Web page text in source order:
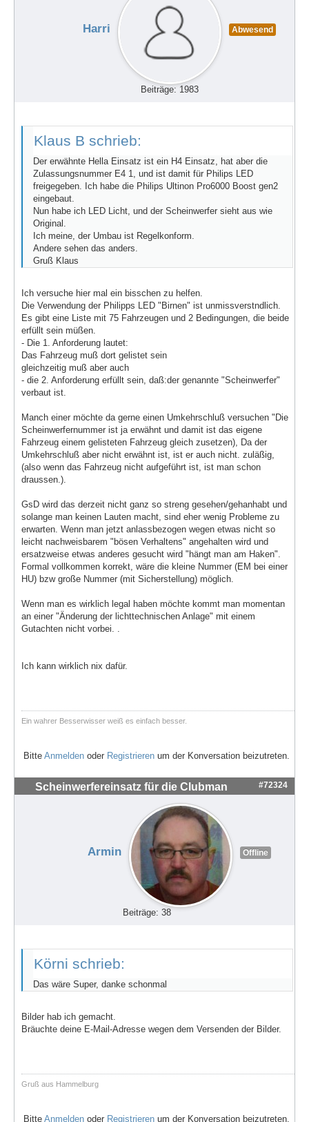
Harri Abwesend
Beiträge: 1983
Klaus B schrieb:
Der erwähnte Hella Einsatz ist ein H4 Einsatz, hat aber die
Zulassungsnummer E4 1, und ist damit für Philips LED
freigegeben. Ich habe die Philips Ultinon Pro6000 Boost gen2
eingebaut.
Nun habe ich LED Licht, und der Scheinwerfer sieht aus wie
Original.
Ich meine, der Umbau ist Regelkonform.
Andere sehen das anders.
Gruß Klaus
Ich versuche hier mal ein bisschen zu helfen.
Die Verwendung der Philipps LED "Birnen" ist unmissverstndlich.
Es gibt eine Liste mit 75 Fahrzeugen und 2 Bedingungen, die beide
erfüllt sein müßen.
- Die 1. Anforderung lautet:
Das Fahrzeug muß dort gelistet sein
gleichzeitig muß aber auch
- die 2. Anforderung erfüllt sein, daß:der genannte "Scheinwerfer"
verbaut ist.
Manch einer möchte da gerne einen Umkehrschluß versuchen "Die
Scheinwerfernummer ist ja erwähnt und damit ist das eigene
Fahrzeug einem gelisteten Fahrzeug gleich zusetzen), Da der
Umkehrschluß aber nicht erwähnt ist, ist er auch nicht. zuläßig,
(also wenn das Fahrzeug nicht aufgeführt ist, ist man schon
draussen.).
GsD wird das derzeit nicht ganz so streng gesehen/gehanhabt und
solange man keinen Lauten macht, sind eher wenig Probleme zu
erwarten. Wenn man jetzt anlassbezogen wegen etwas nicht so
leicht nachweisbarem "bösen Verhaltens" angehalten wird und
ersatzweise etwas anderes gesucht wird "hängt man am Haken".
Formal vollkommen korrekt, wäre die kleine Nummer (EM bei einer
HU) bzw große Nummer (mit Sicherstellung) möglich.
Wenn man es wirklich legal haben möchte kommt man momentan
an einer "Änderung der lichttechnischen Anlage" mit einem
Gutachten nicht vorbei. .
Ich kann wirklich nix dafür.
Ein wahrer Besserwisser weiß es einfach besser.
Bitte Anmelden oder Registrieren um der Konversation beizutreten.
Scheinwerfereinsatz für die Clubman #72324
Armin Offline
Beiträge: 38
Körni schrieb:
Das wäre Super, danke schonmal
Bilder hab ich gemacht.
Bräuchte deine E-Mail-Adresse wegen dem Versenden der Bilder.
Gruß aus Hammelburg
Bitte Anmelden oder Registrieren um der Konversation beizutreten.